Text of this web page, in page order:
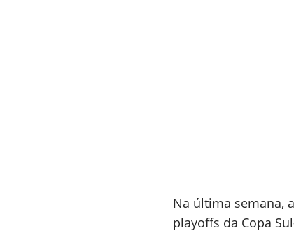
Na última semana,
playoffs da Copa